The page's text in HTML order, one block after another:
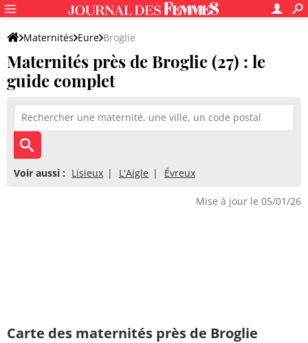
Maternités Eure Broglie
Maternités près de Broglie (27) : le
guide complet
Voir aussi : Lisieux L'Aigle Évreux
Mise à jour le 05/01/26
Carte des maternités près de Broglie